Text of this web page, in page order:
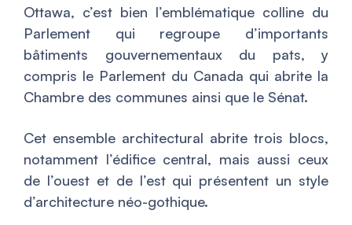
Ottawa, c’est bien l’emblématique colline du
Parlement qui regroupe d’importants
bâtiments gouvernementaux du pats, y
compris le Parlement du Canada qui abrite la
Chambre des communes ainsi que le Sénat.
Cet ensemble architectural abrite trois blocs,
notamment l’édifice central, mais aussi ceux
de l’ouest et de l’est qui présentent un style
d’architecture néo-gothique.